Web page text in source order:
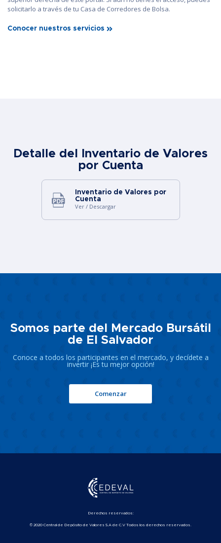
solicitarlo a través de tu Casa de Corredores de Bolsa.
Conocer nuestros servicios
Detalle del Inventario de Valores
por Cuenta
Inventario de Valores por
Cuenta
Ver / Descargar
Somos parte del Mercado Bursátil
de El Salvador
Conoce a todos los participantes en el mercado, y decídete a
invertir ¡Es tu mejor opción!
Comenzar
Derechos reservados:
© 2020 Central de Depósito de Valores S.A de C.V Todos los derechos reservados.